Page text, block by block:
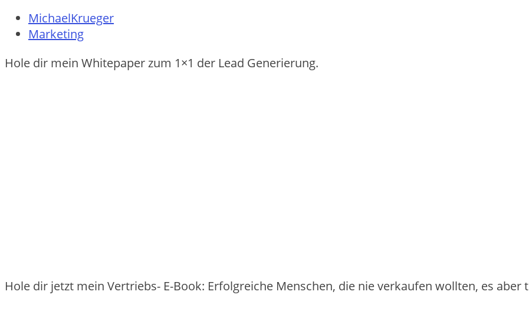
MichaelKrueger
Marketing
Hole dir mein Whitepaper zum 1×1 der Lead Generierung.
Hole dir jetzt mein Vertriebs- E-Book: Erfolgreiche Menschen, die nie verkaufen wollten, es